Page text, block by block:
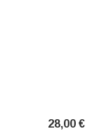
28,00 €